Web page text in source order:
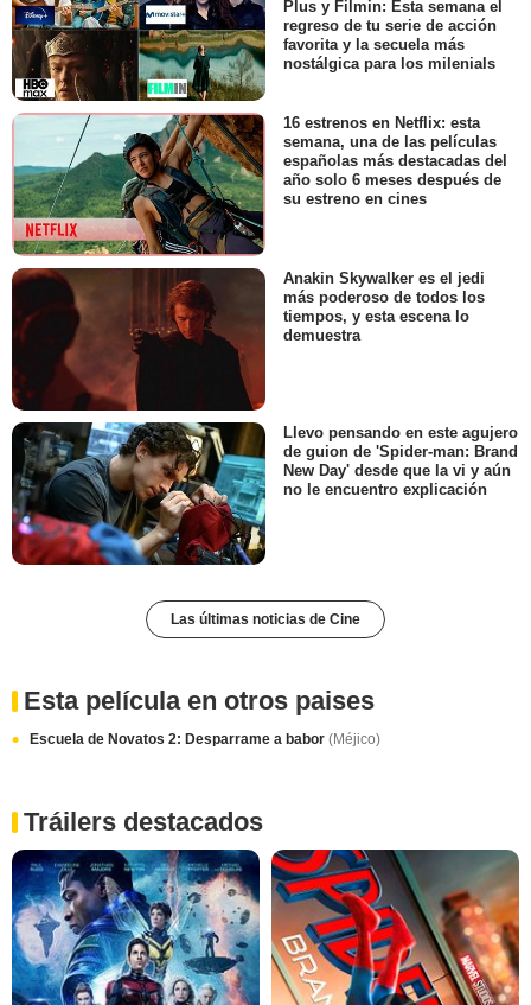
Plus y Filmin: Esta semana el
regreso de tu serie de acción
favorita y la secuela más
nostálgica para los milenials
16 estrenos en Netflix: esta
semana, una de las películas
españolas más destacadas del
año solo 6 meses después de
su estreno en cines
Anakin Skywalker es el jedi
más poderoso de todos los
tiempos, y esta escena lo
demuestra
Llevo pensando en este agujero
de guion de 'Spider-man: Brand
New Day' desde que la vi y aún
no le encuentro explicación
Las últimas noticias de Cine
Esta película en otros paises
Escuela de Novatos 2: Desparrame a babor (Méjico)
Tráilers destacados